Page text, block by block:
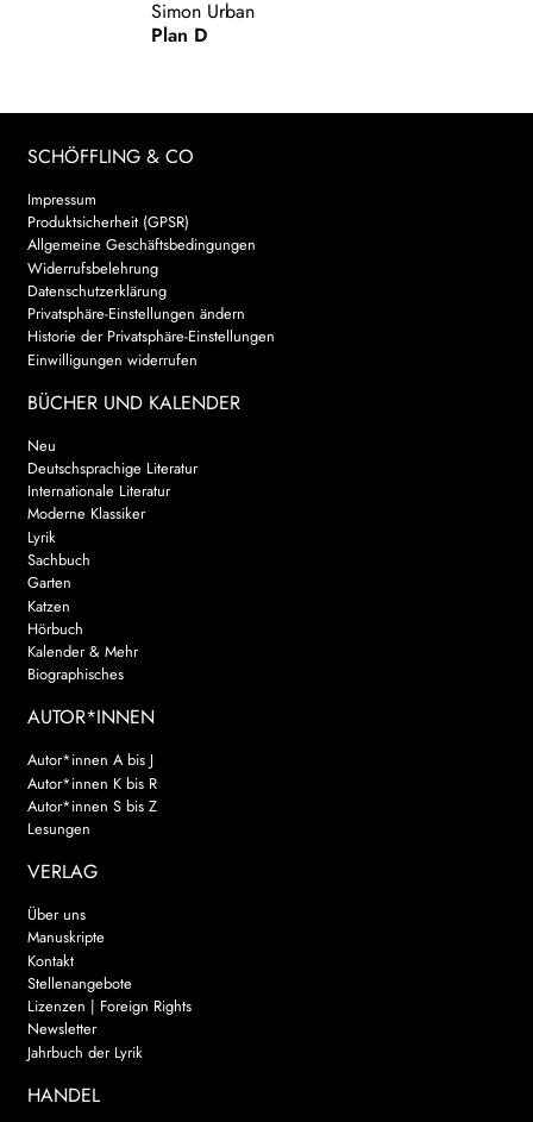
Simon Urban
Plan D
SCHÖFFLING & CO
Impressum
Produktsicherheit (GPSR)
Allgemeine Geschäftsbedingungen
Widerrufsbelehrung
Datenschutzerklärung
Privatsphäre-Einstellungen ändern
Historie der Privatsphäre-Einstellungen
Einwilligungen widerrufen
BÜCHER UND KALENDER
Neu
Deutschsprachige Literatur
Internationale Literatur
Moderne Klassiker
Lyrik
Sachbuch
Garten
Katzen
Hörbuch
Kalender & Mehr
Biographisches
AUTOR*INNEN
Autor*innen A bis J
Autor*innen K bis R
Autor*innen S bis Z
Lesungen
VERLAG
Über uns
Manuskripte
Kontakt
Stellenangebote
Lizenzen | Foreign Rights
Newsletter
Jahrbuch der Lyrik
HANDEL